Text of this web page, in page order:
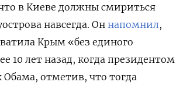
в Киеве должны смириться
навсегда. Он напомнил,
Крым «без единого
10 лет назад, когда президентом
отметив, что тогда